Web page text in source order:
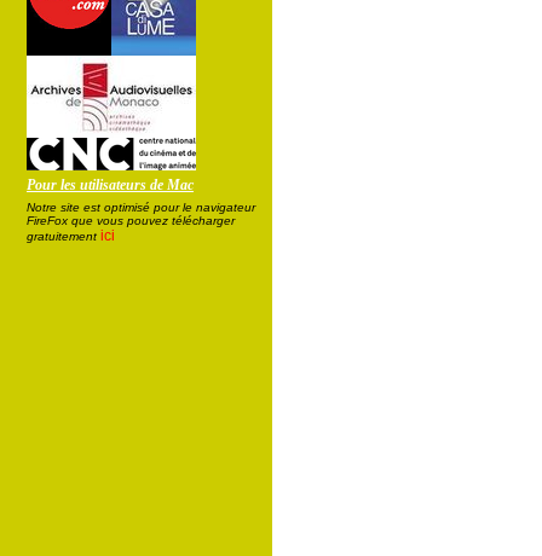
Pour les utilisateurs de Mac
Notre site est optimisé pour le navigateur
FireFox que vous pouvez télécharger
gratuitement ici